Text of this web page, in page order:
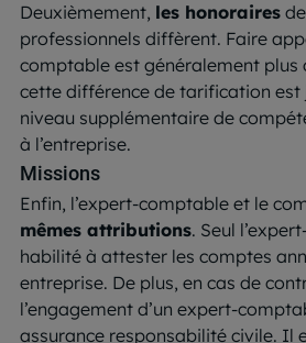
Deuxièmement, les honoraires
professionnels diffèrent. Faire
comptable est généralement plus
cette différence de tarification est
niveau supplémentaire de
à l’entreprise.
Missions
Enfin, l’expert-comptable et le
mêmes attributions. Seul
habilité à attester les comptes
entreprise. De plus, en cas de
l’engagement d’un expert-
assurance responsabilité civile. Il